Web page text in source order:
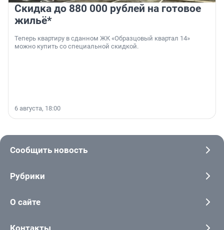
Скидка до 880 000 рублей на готовое
жильё*
Теперь квартиру в сданном ЖК «Образцовый квартал 14»
можно купить со специальной скидкой.
6 августа, 18:00
Сообщить новость
Рубрики
О сайте